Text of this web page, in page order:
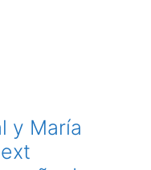
y María